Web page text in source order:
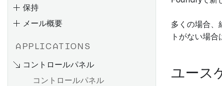
ンテグレーションを設定する
Okta 用の SAML 2.0 統合を設
保持
メール概要
APPLICATIONS
コントロールパネル
コントロールパネル
多くの場合、
トがない場
ユース